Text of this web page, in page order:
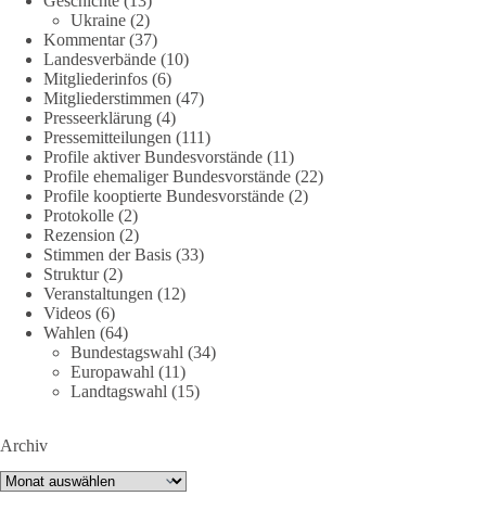
7 8
DieBasis
1 Tag zuvor
Jetzt dieBasis Sachsen-Anhalt unterstützen!
Die Landtagswahl 2026 in Sachsen-Anhalt findet am 6.
September statt. Die Inhalte stehen – jetzt müssen sie gesehen,
geteilt und diskutiert werden.
Folge unseren Kanälen:
Facebook:
https://www.facebook.com/groups/diebasissachsenanhalt/
Instragram:
https://www.instagram.com/die_basis_sachsen_anhalt/
Tiktok: https://www.tiktok.com/@diebasis_sachsenanhalt
🟩🟩🟦🟦🟥🟥🟧🟧
Ukraine (2)
Kommentar(37)
Landesverbände (10)
Mitgliederinfos (6)
Mitgliederstimmen (47)
Presseerklärung (4)
Pressemitteilungen (111)
Profile aktiver Bundesvorstände (11)
Profile ehemaliger Bundesvorstände (22)
Profile kooptierte Bundesvorstände (2)
Protokolle (2)
Rezension (2)
Stimmen der Basis (33)
Struktur(2)
Veranstaltungen (12)
Videos (6)
Wahlen (64)
Bundestagswahl (34)
Europawahl (11)
Landtagswahl (15)
Archiv
Archiv